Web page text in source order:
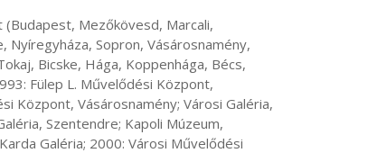
Sopron, Vásárosnamény,
Bicske, Hága, Koppenhága, Bécs,
Fülep L. Művelődési Központ,
Központ, Vásárosnamény; Városi Galéria,
Szentendre; Kapoli Múzeum,
Galéria; 2000: Városi Művelődési